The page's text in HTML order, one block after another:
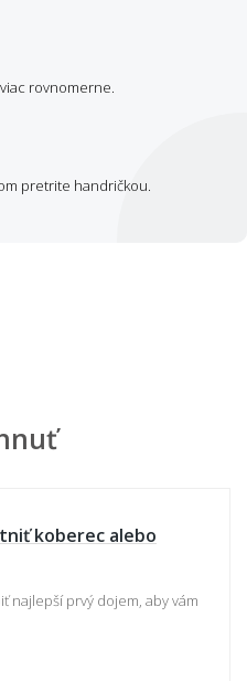
rovnomerne.
pretrite handričkou.
koberec alebo
najlepší prvý dojem, aby vám